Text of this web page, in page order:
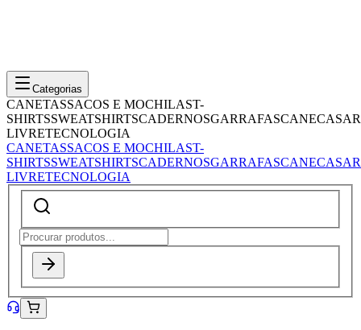
Categorias
CANETASSACOS E MOCHILAST-
SHIRTSSWEATSHIRTSCADERNOSGARRAFASCANECASAR
LIVRETECNOLOGIA
CANETASSACOS E MOCHILAST-
SHIRTSSWEATSHIRTSCADERNOSGARRAFASCANECASAR
LIVRETECNOLOGIA